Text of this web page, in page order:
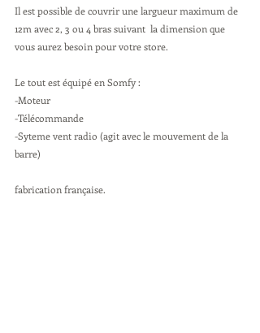
Il est possible de couvrir une largueur maximum de
12m avec 2, 3 ou 4 bras suivant  la dimension que
vous aurez besoin pour votre store.
Le tout est équipé en Somfy :
-Moteur
-Télécommande
-Syteme vent radio (agit avec le mouvement de la
barre)
fabrication française.